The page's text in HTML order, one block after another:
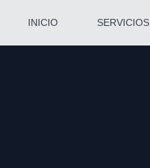
INICIO SERVICIOS